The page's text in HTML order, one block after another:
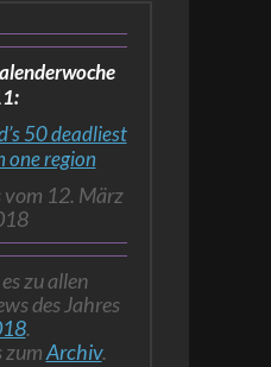
50 deadliest
one region
vom 12. März
zu allen
des Jahres
.
zumArchiv.